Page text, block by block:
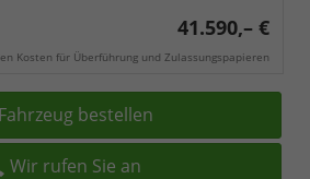
41.590,– €
Kosten für Überführung und Zulassungspapieren
Fahrzeug bestellen
Wir rufen Sie an